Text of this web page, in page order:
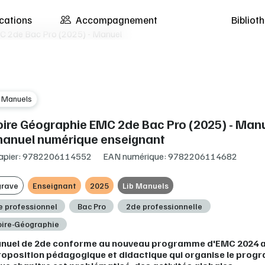
Accompagnement
2de Bac Pro (2025) - Manuel
Géographie EMC 2de Bac Pro (2025) -
numérique enseignant
9782206114552 EAN numérique: 9782206114682
Enseignant 2025 Lib Manuels
professionnel Bac Pro
2de professionnelle
Géographie
de 2de conforme au nouveau programme d'EMC 2024
pédagogique et didactique qui organise le